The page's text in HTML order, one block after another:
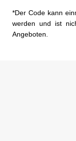
*Der Code kann
werden und ist
Angeboten.